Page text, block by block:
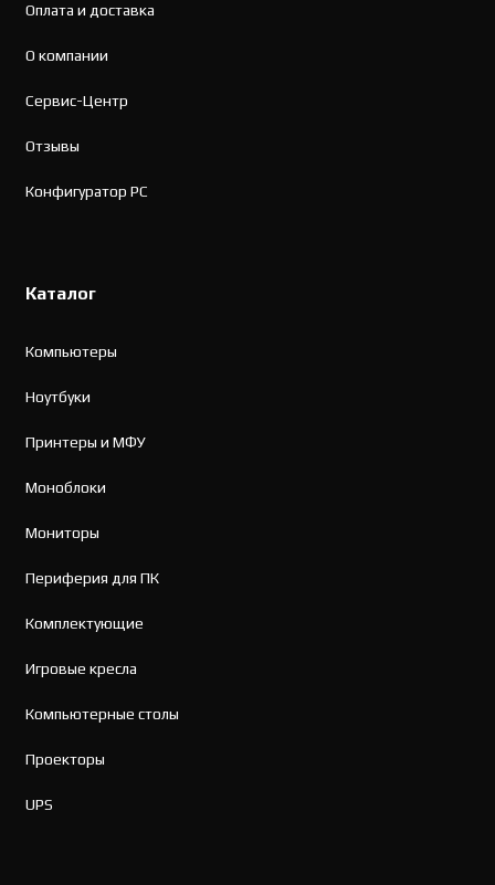
Оплата и доставка
О компании
Сервис-Центр
Отзывы
Конфигуратор PC
Каталог
Компьютеры
Ноутбуки
Принтеры и МФУ
Моноблоки
Мониторы
Периферия для ПК
Комплектующие
Игровые кресла
Компьютерные столы
Проекторы
UPS